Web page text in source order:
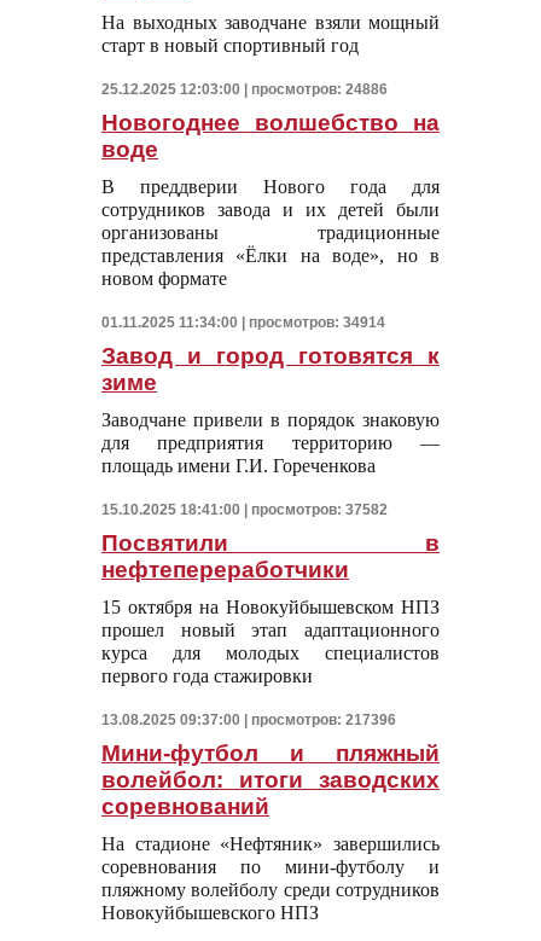
На выходных заводчане взяли мощный
старт в новый спортивный год
25.12.2025 12:03:00 | просмотров: 24886
Новогоднее волшебство на
воде
В преддверии Нового года для
сотрудников завода и их детей были
организованы традиционные
представления «Ёлки на воде», но в
новом формате
01.11.2025 11:34:00 | просмотров: 34914
Завод и город готовятся к
зиме
Заводчане привели в порядок знаковую
для предприятия территорию —
площадь имени Г.И. Гореченкова
15.10.2025 18:41:00 | просмотров: 37582
Посвятили в
нефтепереработчики
15 октября на Новокуйбышевском НПЗ
прошел новый этап адаптационного
курса для молодых специалистов
первого года стажировки
13.08.2025 09:37:00 | просмотров: 217396
Мини-футбол и пляжный
волейбол: итоги заводских
соревнований
На стадионе «Нефтяник» завершились
соревнования по мини-футболу и
пляжному волейболу среди сотрудников
Новокуйбышевского НПЗ